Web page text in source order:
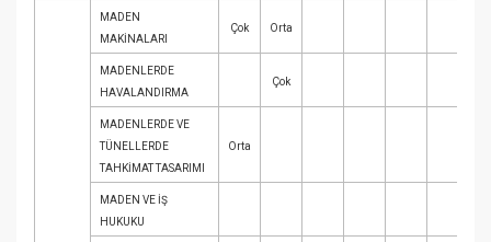
MADEN
MAKİNALARI
Çok Orta
MADENLERDE
HAVALANDIRMA
Çok
MADENLERDE VE
TÜNELLERDE
TAHKİMAT TASARIMI
Orta
MADEN VE İŞ
HUKUKU